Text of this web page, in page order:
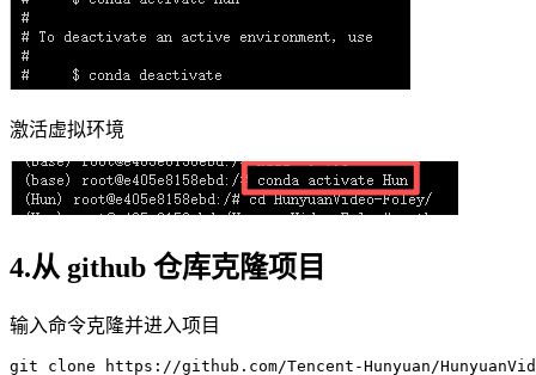
激活虚拟环境
4.从 github 仓库克隆项目
输入命令克隆并进入项目
git clone